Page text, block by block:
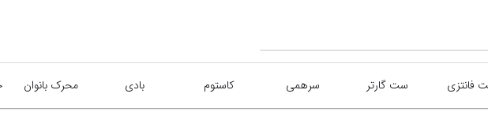
فانتزی ست گارتر سرهمی کاستوم بادی محرک بانوان